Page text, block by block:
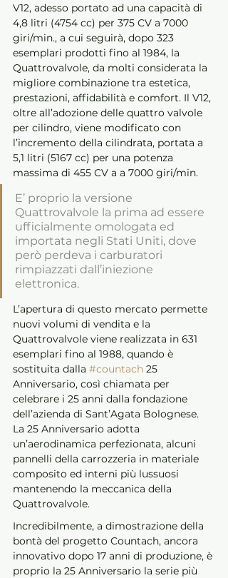
V12, adesso portato ad una capacità di
4,8 litri (4754 cc) per 375 CV a 7000
giri/min., a cui seguirà, dopo 323
esemplari prodotti fino al 1984, la
Quattrovalvole, da molti considerata la
migliore combinazione tra estetica,
prestazioni, affidabilità e comfort. Il V12,
oltre all’adozione delle quattro valvole
per cilindro, viene modificato con
l’incremento della cilindrata, portata a
5,1 litri (5167 cc) per una potenza
massima di 455 CV a a 7000 giri/min.
E’ proprio la versione
Quattrovalvole la prima ad essere
ufficialmente omologata ed
importata negli Stati Uniti, dove
però perdeva i carburatori
rimpiazzati dall’iniezione
elettronica.
L’apertura di questo mercato permette
nuovi volumi di vendita e la
Quattrovalvole viene realizzata in 631
esemplari fino al 1988, quando è
sostituita dalla #countach 25
Anniversario, così chiamata per
celebrare i 25 anni dalla fondazione
dell’azienda di Sant’Agata Bolognese.
La 25 Anniversario adotta
un’aerodinamica perfezionata, alcuni
pannelli della carrozzeria in materiale
composito ed interni più lussuosi
mantenendo la meccanica della
Quattrovalvole.
Incredibilmente, a dimostrazione della
bontà del progetto Countach, ancora
innovativo dopo 17 anni di produzione, è
proprio la 25 Anniversario la serie più